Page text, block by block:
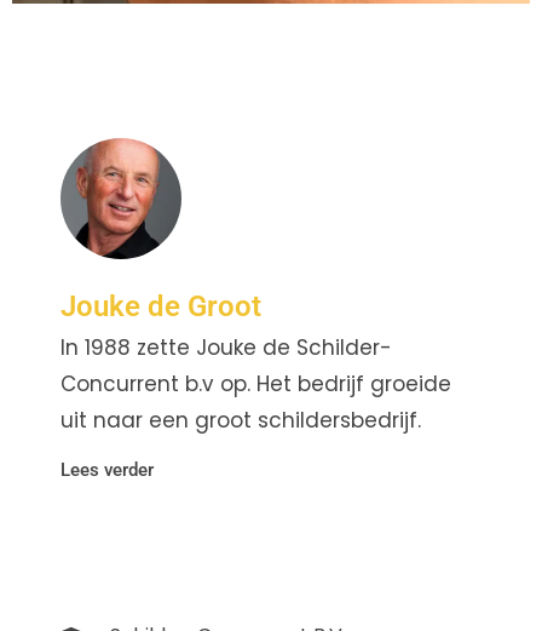
Jouke de Groot
In 1988 zette Jouke de Schilder-
Concurrent b.v op. Het bedrijf groeide
uit naar een groot schildersbedrijf.
Lees verder